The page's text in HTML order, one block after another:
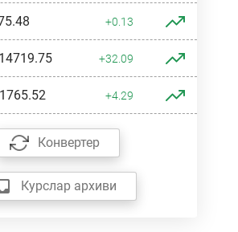
+0.13
+32.09
+4.29
Конвертер
Курслар архиви